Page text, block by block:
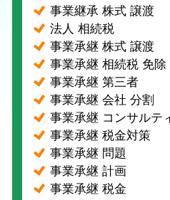
事業継承 株式 譲渡
法人 相続税
事業承継 株式 譲渡
事業承継 相続税 免除
事業承継 第三者
事業承継 会社 分割
事業承継 コンサルテ
事業承継 税金対策
事業承継 問題
事業承継 計画
事業承継 税金